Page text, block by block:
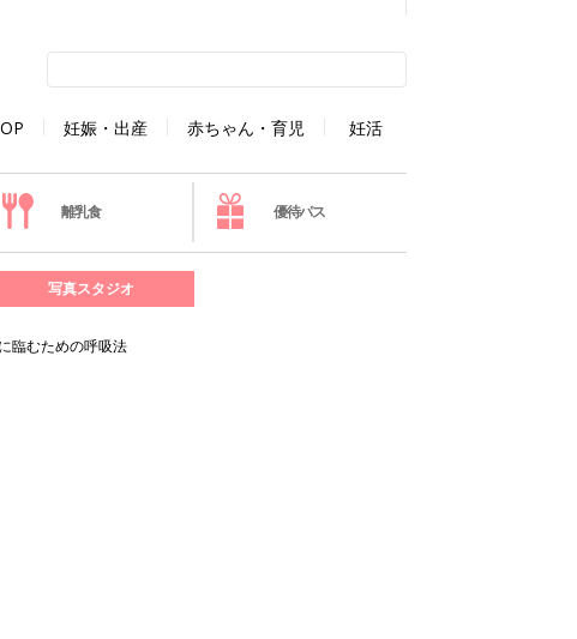
妊娠・出産 赤ちゃん・育児 妊活
離乳食 優待パス
写真スタジオ
臨むための呼吸法